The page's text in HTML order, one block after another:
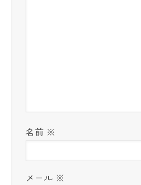
名前 ※
メール ※